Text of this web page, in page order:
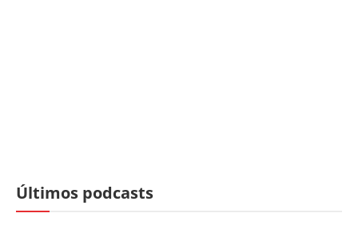
Últimos podcasts